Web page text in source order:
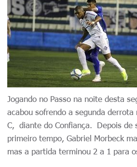
Jogando no Passo na noite desta
acabou sofrendo a segunda derrota
C, diante do Confiança. Depois de
primeiro tempo, Gabriel Morbeck
mas a partida terminou 2 a 1 para